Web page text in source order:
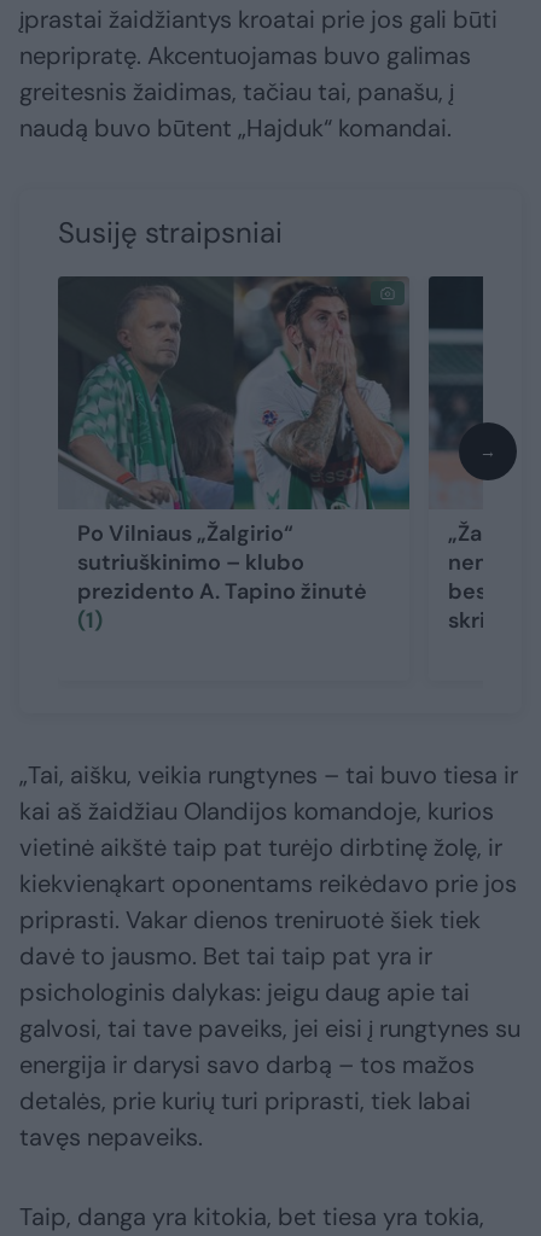
įprastai žaidžiantys kroatai prie jos gali būti
nepripratę. Akcentuojamas buvo galimas
greitesnis žaidimas, tačiau tai, panašu, į
naudą buvo būtent „Hajduk“ komandai.
Susiję straipsniai
Po Vilniaus „Žalgirio“
sutriuškinimo – klubo
prezidento A. Tapino žinutė
(1)
skriejo
→
„Tai, aišku, veikia rungtynes – tai buvo tiesa ir
kai aš žaidžiau Olandijos komandoje, kurios
vietinė aikštė taip pat turėjo dirbtinę žolę, ir
kiekvienąkart oponentams reikėdavo prie jos
priprasti. Vakar dienos treniruotė šiek tiek
davė to jausmo. Bet tai taip pat yra ir
psichologinis dalykas: jeigu daug apie tai
galvosi, tai tave paveiks, jei eisi į rungtynes su
energija ir darysi savo darbą – tos mažos
detalės, prie kurių turi priprasti, tiek labai
tavęs nepaveiks.
Taip, danga yra kitokia, bet tiesa yra tokia,